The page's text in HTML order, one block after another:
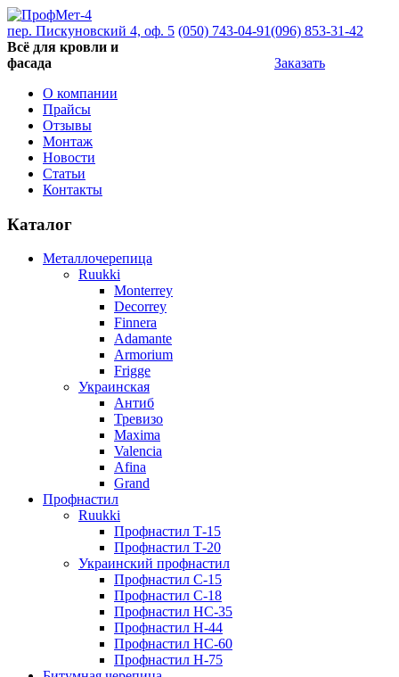
пер. Пискуновский 4, оф. 5 (050) 743-04-91(096) 853-31-42
Всё для кровли и
фасада
Заказать
О компании
Прайсы
Отзывы
Монтаж
Новости
Статьи
Контакты
Каталог
Металлочерепица
Ruukki
Monterrey
Decorrey
Finnera
Adamante
Armorium
Frigge
Украинская
Антиб
Тревизо
Maxima
Valencia
Afina
Grand
Профнастил
Ruukki
Профнастил Т-15
Профнастил Т-20
Украинский профнастил
Профнастил С-15
Профнастил С-18
Профнастил НС-35
Профнастил Н-44
Профнастил НС-60
Профнастил Н-75